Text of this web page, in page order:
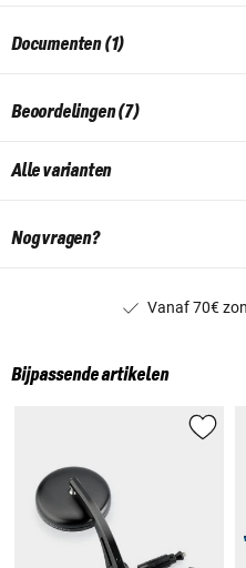
Documenten (1)
Beoordelingen (7)
Alle varianten
Nog vragen?
Vanaf 70€
Bijpassende artikelen